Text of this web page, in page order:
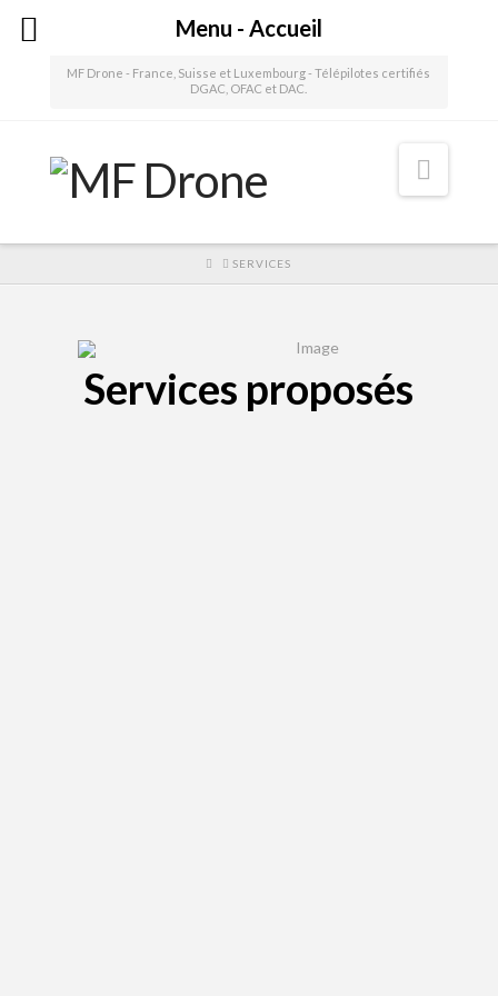
MF Drone - France, Suisse et Luxembourg - Télépilotes certifiés
DGAC, OFAC et DAC.
HOME
SERVICES
Services proposés
Menu - Accueil